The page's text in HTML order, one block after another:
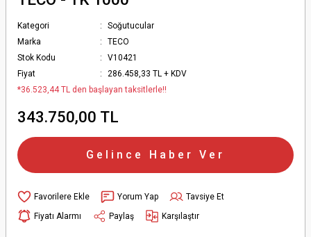
Kategori
Soğutucular
Marka
TECO
Stok Kodu
V10421
Fiyat
286.458,33 TL + KDV
*36.523,44 TL den başlayan taksitlerle!!
343.750,00 TL
Gelince Haber Ver
Yorum Yap
Tavsiye Et
Fiyatı Alarmı
Paylaş Karşılaştır